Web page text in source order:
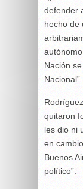
defender
hecho de
Nación
Nacional”.
quitaron
les dio ni
en
Buenos
político”.